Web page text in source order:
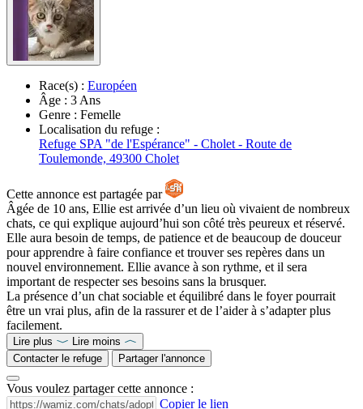
Race(s) : Européen
Âge : 3 Ans
Genre : Femelle
Localisation du refuge :
Refuge SPA "de l'Espérance" - Cholet - Route de
Toulemonde, 49300 Cholet
Cette annonce est partagée par
Âgée de 10 ans, Ellie est arrivée d’un lieu où vivaient de nombreux
chats, ce qui explique aujourd’hui son côté très peureux et réservé.
Elle aura besoin de temps, de patience et de beaucoup de douceur
pour apprendre à faire confiance et trouver ses repères dans un
nouvel environnement. Ellie avance à son rythme, et il sera
important de respecter ses besoins sans la brusquer.
La présence d’un chat sociable et équilibré dans le foyer pourrait
être un vrai plus, afin de la rassurer et de l’aider à s’adapter plus
facilement.
Lire plus
Lire moins
Contacter le refuge
Partager l'annonce
Vous voulez partager cette annonce :
Copier le lien